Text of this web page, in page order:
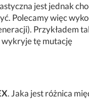
jest jednak
Polecamy więc
Przykładem
wykryje tę mutację
. Jaka jest różnica